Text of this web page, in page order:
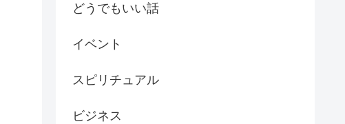
どうでもいい話
イベント
スピリチュアル
ビジネス